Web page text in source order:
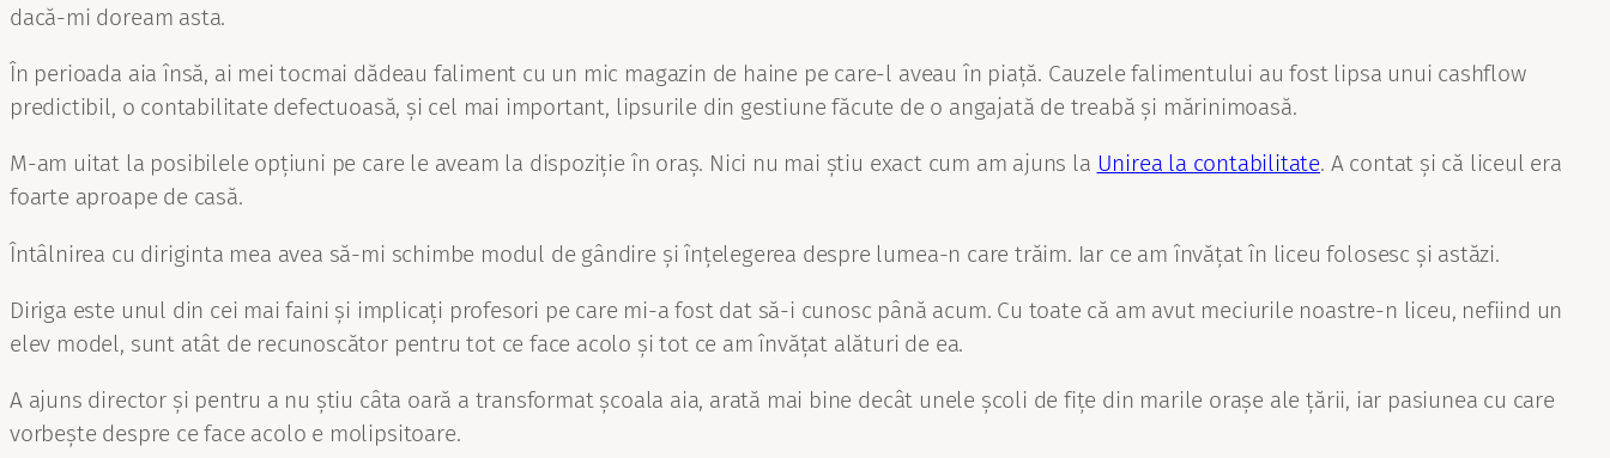
dacă-mi doream asta.
În perioada aia însă, ai mei tocmai dădeau faliment cu un mic magazin de haine pe care-l aveau în piață. Cauzele falimentului au fost lipsa unui cashflow
predictibil, o contabilitate defectuoasă, și cel mai important, lipsurile din gestiune făcute de o angajată de treabă și mărinimoasă.
M-am uitat la posibilele opțiuni pe care le aveam la dispoziție în oraș. Nici nu mai știu exact cum am ajuns la Unirea la contabilitate. A contat și că liceul era
foarte aproape de casă.
Întâlnirea cu diriginta mea avea să-mi schimbe modul de gândire și înțelegerea despre lumea-n care trăim. Iar ce am învățat în liceu folosesc și astăzi.
Diriga este unul din cei mai faini și implicați profesori pe care mi-a fost dat să-i cunosc până acum. Cu toate că am avut meciurile noastre-n liceu, nefiind un
elev model, sunt atât de recunoscător pentru tot ce face acolo și tot ce am învățat alături de ea.
A ajuns director și pentru a nu știu câta oară a transformat școala aia, arată mai bine decât unele școli de fițe din marile orașe ale țării, iar pasiunea cu care
vorbește despre ce face acolo e molipsitoare.